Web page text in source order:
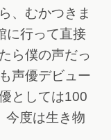
、むかつきま
に行って直接
ら僕の声だっ
声優デビュー
としては100
今度は生き物